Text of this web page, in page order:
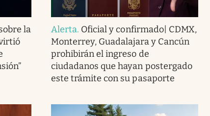
la
Alerta. Oficial y confirmado| CDMX,
Monterrey, Guadalajara y Cancún
prohibirán el ingreso de
ciudadanos que hayan postergado
este trámite con su pasaporte